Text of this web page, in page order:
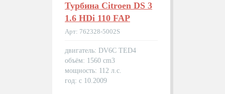
Турбина Citroen DS 3
1.6 HDi 110 FAP
Арт: 762328-5002S
двигатель: DV6C TED4
объём: 1560 cm3
мощность: 112 л.с.
год: с 10.2009